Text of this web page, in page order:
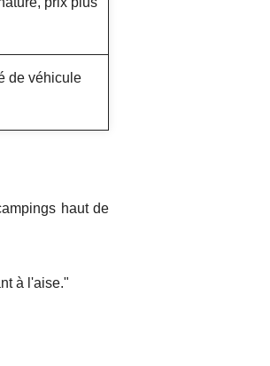
de véhicule
haut de
à l'aise."